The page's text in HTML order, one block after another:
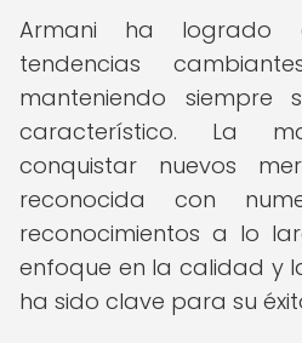
Armani ha logrado
tendencias
manteniendo siempre
característico. La
conquistar nuevos
reconocida con
reconocimientos a lo
enfoque en la calidad y
ha sido clave para su